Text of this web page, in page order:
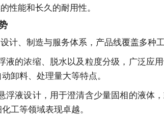
性能和长久的耐用性。
计、制造与服务体系，产品线覆盖多种
液的浓缩、脱水以及粒度分级，广泛应
卸料、处理量大等特点。
浮液设计，用于澄清含少量固相的液体
工等领域表现卓越。